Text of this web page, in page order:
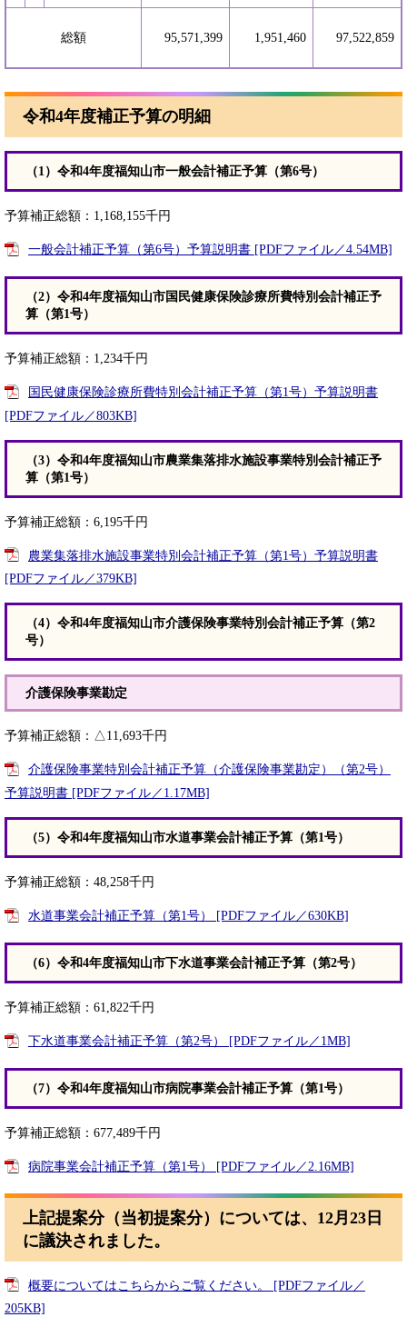
総額 95,571,399 1,951,460 97,522,859
令和4年度補正予算の明細
（1）令和4年度福知山市一般会計補正予算（第6号）
予算補正総額：1,168,155千円
一般会計補正予算（第6号）予算説明書 [PDFファイル／4.54MB]
（2）令和4年度福知山市国民健康保険診療所費特別会計補正予
算（第1号）
予算補正総額：1,234千円
国民健康保険診療所費特別会計補正予算（第1号）予算説明書
[PDFファイル／803KB]​
（3）令和4年度福知山市農業集落排水施設事業特別会計補正予
算（第1号）
予算補正総額：6,195千円
農業集落排水施設事業特別会計補正予算（第1号）予算説明書
[PDFファイル／379KB]
（4）令和4年度福知山市介護保険事業特別会計補正予算（第2
号）
介護保険事業勘定
予算補正総額：△11,693千円
介護保険事業特別会計補正予算（介護保険事業勘定）（第2号）
予算説明書 [PDFファイル／1.17MB]
（5）令和4年度福知山市水道事業会計補正予算（第1号）
予算補正総額：48,258千円
水道事業会計補正予算（第1号） [PDFファイル／630KB]
（6）令和4年度福知山市下水道事業会計補正予算（第2号）
予算補正総額：61,822千円
下水道事業会計補正予算（第2号） [PDFファイル／1MB]
（7）令和4年度福知山市病院事業会計補正予算（第1号）
予算補正総額：677,489千円
病院事業会計補正予算（第1号） [PDFファイル／2.16MB]
上記提案分（当初提案分）については、12月23日
に議決されました。
概要についてはこちらからご覧ください。 [PDFファイル／
205KB]